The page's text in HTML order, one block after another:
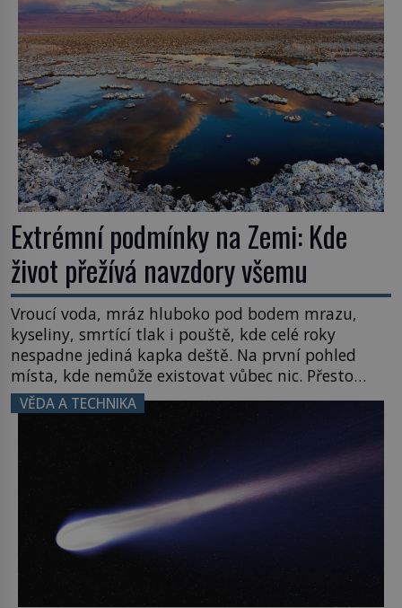
letního koupání. Stačí se však podívat […]
Extrémní podmínky na Zemi: Kde
život přežívá navzdory všemu
Vroucí voda, mráz hluboko pod bodem mrazu,
kyseliny, smrtící tlak i pouště, kde celé roky
nespadne jediná kapka deště. Na první pohled
místa, kde nemůže existovat vůbec nic. Přesto
právě tady vědci objevují organismy, které
posouvají hranice života. Každý nový nález mění
napovídá, kde bychom jednou […]
VĚDA A TECHNIKA